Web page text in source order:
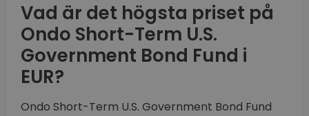
Vad är det högsta priset på
Ondo Short-Term U.S.
Government Bond Fund i
EUR?
Ondo Short-Term U.S. Government Bond Fund